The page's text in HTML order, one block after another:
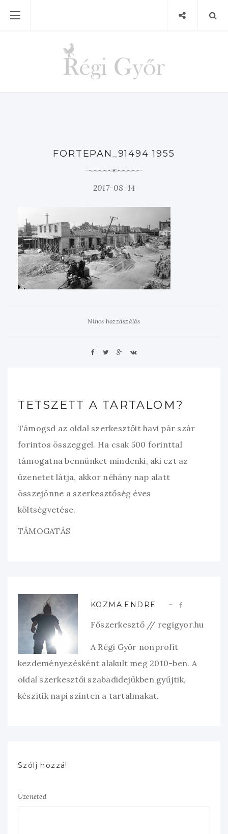
FORTEPAN_91494 1955
2017-08-14
Nincs hozzászálás
TETSZETT A TARTALOM?
Támogsd az oldal szerkesztőit havi pár szár
forintos összeggel. Ha csak 500 forinttal
támogatna bennünket mindenki, aki ezt az
üzenetet látja, akkor néhány nap alatt
összejönne a szerkesztőség éves
költségvetése.
TÁMOGATÁS
KOZMA.ENDRE
Főszerkesztő // regigyor.hu
A Régi Győr nonprofit
kezdeményezésként alakult meg 2010-ben. A
oldal szerkesztői szabadidejükben gyűjtik,
készítik napi szinten a tartalmakat.
Szólj hozzá!
Üzeneted